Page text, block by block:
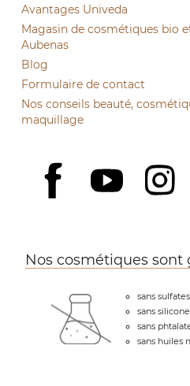
Avantages Univeda
Magasin de cosmétiques bio
Aubenas
Blog
Formulaire de contact
Nos conseils beauté,
maquillage
Facebook
YouTube
Nos cosmétiques sont
sans sulfates
sans
sans
sans huiles